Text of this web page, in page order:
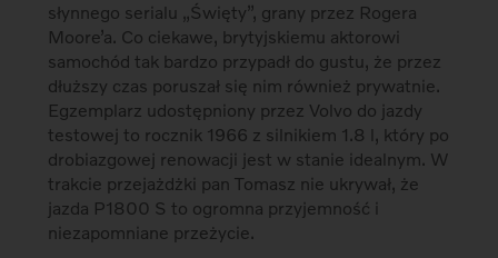
słynnego serialu „Święty”, grany przez Rogera
Moore’a. Co ciekawe, brytyjskiemu aktorowi
samochód tak bardzo przypadł do gustu, że przez
dłuższy czas poruszał się nim również prywatnie.
Egzemplarz udostępniony przez Volvo do jazdy
testowej to rocznik 1966 z silnikiem 1.8 l, który po
drobiazgowej renowacji jest w stanie idealnym. W
trakcie przejażdżki pan Tomasz nie ukrywał, że
jazda P1800 S to ogromna przyjemność i
niezapomniane przeżycie.